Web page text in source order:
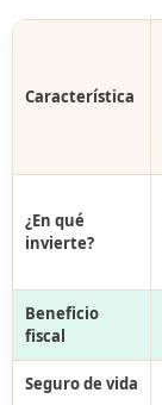
Característica
¿En qué
invierte?
Beneficio
fiscal
Seguro de vida